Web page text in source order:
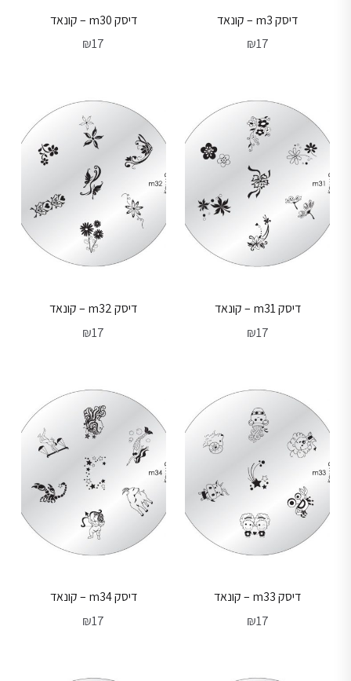
דיסק m3 – קונאד
₪17
דיסק m30 – קונאד
₪17
דיסק m31 – קונאד
₪17
דיסק m32 – קונאד
₪17
דיסק m33 – קונאד
₪17
דיסק m34 – קונאד
₪17